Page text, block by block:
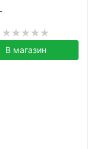
В магазин